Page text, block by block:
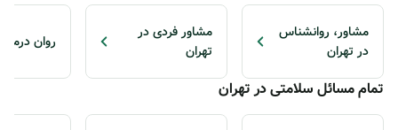
مشاور، روانشناس
در تهران
مشاور فردی در
تهران
روان
تمام مسائل سلامتی در تهران